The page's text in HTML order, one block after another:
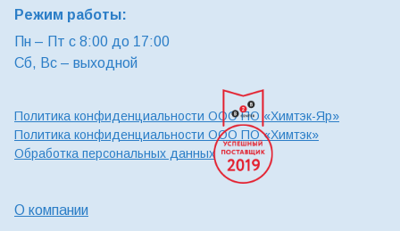
Режим работы:
Пн – Пт с 8:00 до 17:00
Сб, Вс – выходной
Политика конфиденциальности ООО ПО «Химтэк-Яр»
Политика конфиденциальности ООО ПО «Химтэк»
Обработка персональных данных
О компании